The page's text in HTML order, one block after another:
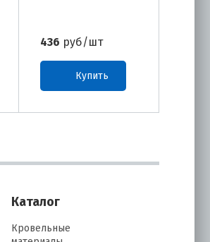
436 руб/шт
Купить
Каталог
Кровельные